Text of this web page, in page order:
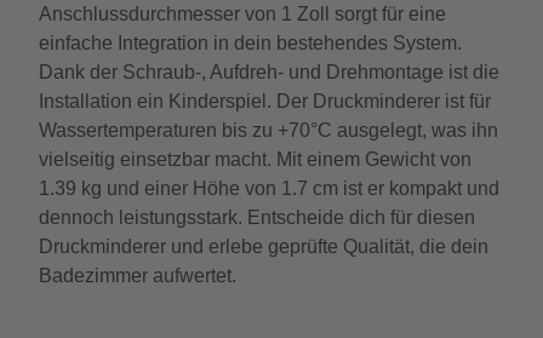
Anschlussdurchmesser von 1 Zoll sorgt für eine
einfache Integration in dein bestehendes System.
Dank der Schraub-, Aufdreh- und Drehmontage ist die
Installation ein Kinderspiel. Der Druckminderer ist für
Wassertemperaturen bis zu +70°C ausgelegt, was ihn
vielseitig einsetzbar macht. Mit einem Gewicht von
1.39 kg und einer Höhe von 1.7 cm ist er kompakt und
dennoch leistungsstark. Entscheide dich für diesen
Druckminderer und erlebe geprüfte Qualität, die dein
Badezimmer aufwertet.